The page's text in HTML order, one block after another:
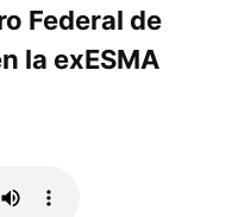
Federal de
la exESMA